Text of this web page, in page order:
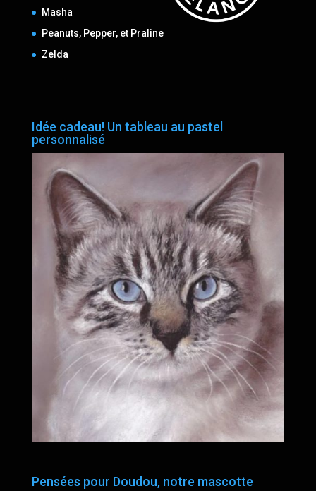
Masha
Peanuts, Pepper, et Praline
Zelda
Idée cadeau! Un tableau au pastel
personnalisé
Pensées pour Doudou, notre mascotte